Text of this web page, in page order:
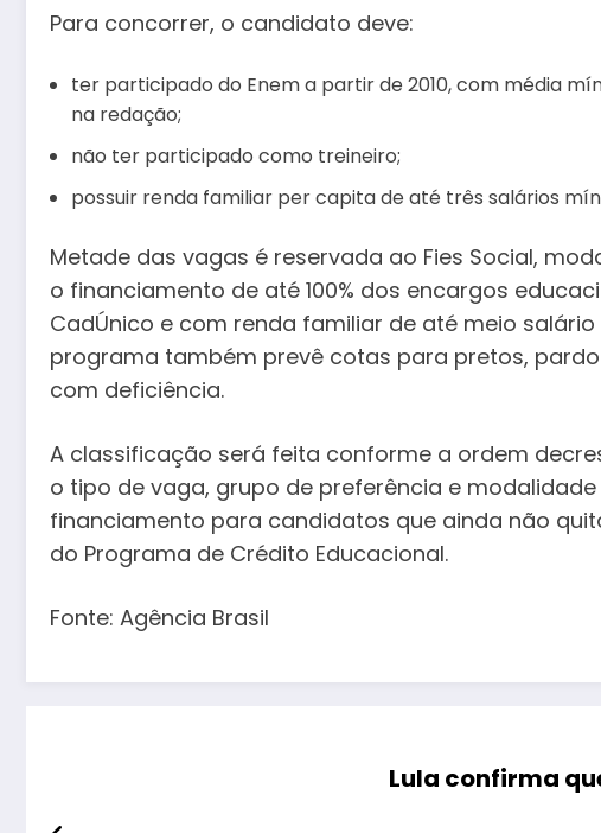
Para concorrer, o candidato deve:
ter participado do Enem a partir de 2010, com média
na redação;
não ter participado como treineiro;
possuir renda familiar per capita de até três salários
Metade das vagas é reservada ao Fies Social,
o financiamento de até 100% dos encargos
CadÚnico e com renda familiar de até meio
programa também prevê cotas para pretos,
com deficiência.
A classificação será feita conforme a ordem
o tipo de vaga, grupo de preferência e
financiamento para candidatos que ainda não
do Programa de Crédito Educacional.
Fonte: Agência Brasil
Lula confirma